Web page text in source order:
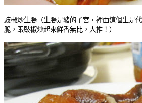
豉椒炒生腸（生腸是豬的子宮，裡面這個生是
脆，跟豉椒炒起來鮮香無比，大推！）